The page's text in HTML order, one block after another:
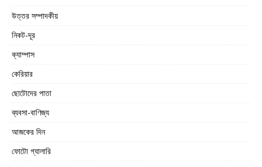
উত্তর সম্পাদকীয়
নিকট-দূর
ক্যাম্পাস
কেরিয়ার
ছোটোদের পাতা
ব্যবসা-বাণিজ্য
আজকের দিন
ফোটো গ্যালারি